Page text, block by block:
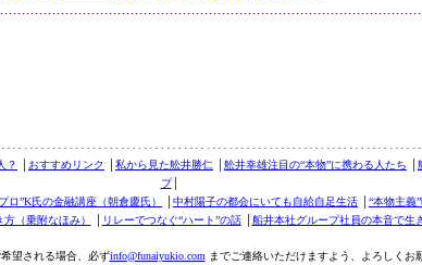
？ おすすめリンク 私から見た舩井勝仁 舩井幸雄注目の“本物”に携わる人たち
プ│
ロ”K氏の金融講座（朝倉慶氏） 中村陽子の都会にいても自給自足生活 “本物主義
（乗附なほみ）
リレーでつなぐ“ハート”の話│ 船井本社グループ社員の本音で生
望される場合、必ずinfo@funaiyukio.com までご連絡いただけますよう、よろしくお